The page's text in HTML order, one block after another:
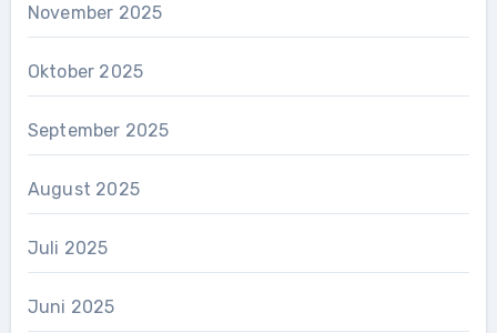
November 2025
Oktober 2025
September 2025
August 2025
Juli 2025
Juni 2025